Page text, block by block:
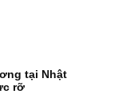
tại Nhật
rỡ